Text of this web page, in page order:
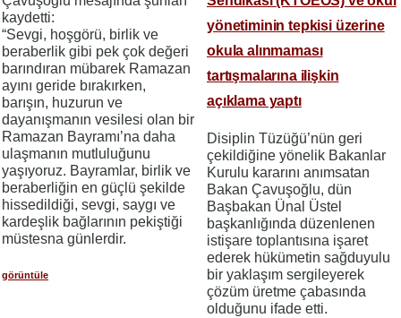
kaydetti:
“Sevgi, hoşgörü, birlik ve
beraberlik gibi pek çok değeri
barındıran mübarek Ramazan
ayını geride bırakırken,
barışın, huzurun ve
dayanışmanın vesilesi olan bir
Ramazan Bayramı’na daha
ulaşmanın mutluluğunu
yaşıyoruz. Bayramlar, birlik ve
beraberliğin en güçlü şekilde
hissedildiği, sevgi, saygı ve
kardeşlik bağlarının pekiştiği
müstesna günlerdir.
görüntüle
yönetiminin tepkisi üzerine
okula alınmaması
tartışmalarına ilişkin
açıklama yaptı
​​​​​​​Disiplin Tüzüğü’nün geri
çekildiğine yönelik Bakanlar
Kurulu kararını anımsatan
Bakan Çavuşoğlu, dün
Başbakan Ünal Üstel
başkanlığında düzenlenen
istişare toplantısına işaret
ederek hükümetin sağduyulu
bir yaklaşım sergileyerek
çözüm üretme çabasında
olduğunu ifade etti.